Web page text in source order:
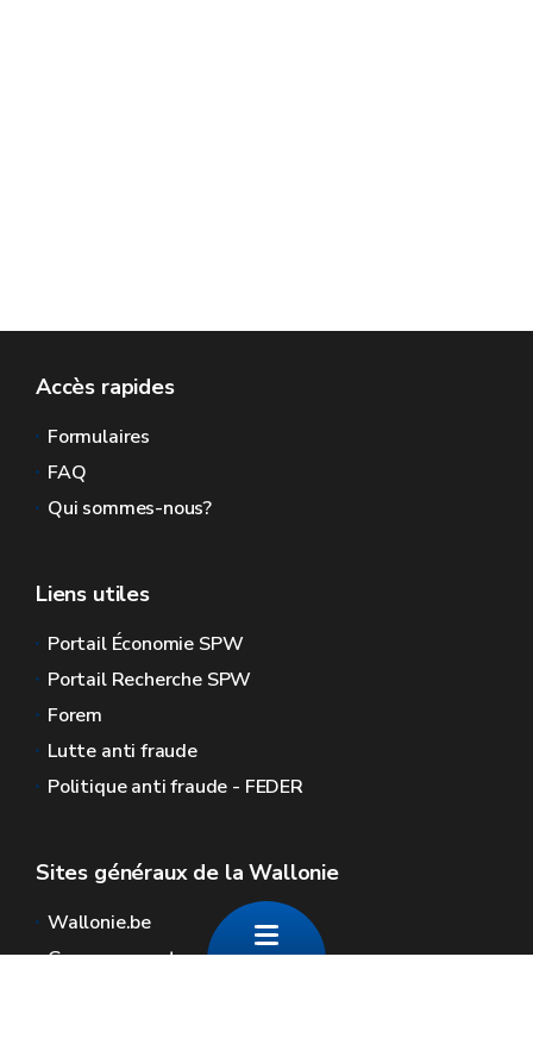
Accès rapides
Formulaires
FAQ
Qui sommes-nous?
Liens utiles
Portail Économie SPW
Portail Recherche SPW
Forem
Lutte anti fraude
Politique anti fraude - FEDER
Sites généraux de la Wallonie
Wallonie.be
Gouvernement wallon